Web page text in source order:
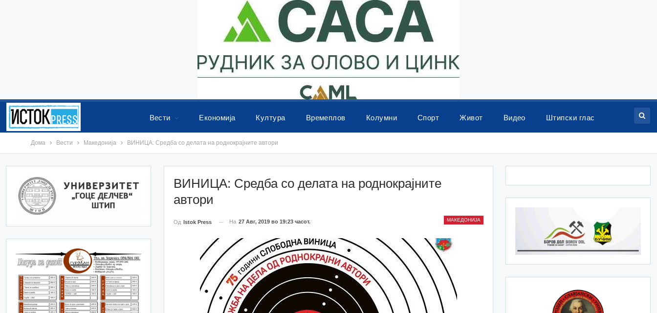
Вести Економија Култура Времеплов Колумни Спорт Живот Видео Штипски глас
Дома Вести Македонија ВИНИЦА: Средба со делата на роднокрајните автори
ВИНИЦА: Средба со делата на роднокрајните
автори
МАКЕДОНИЈА
Од Istok Press На 27 Авг, 2019 во 19:23 часот.